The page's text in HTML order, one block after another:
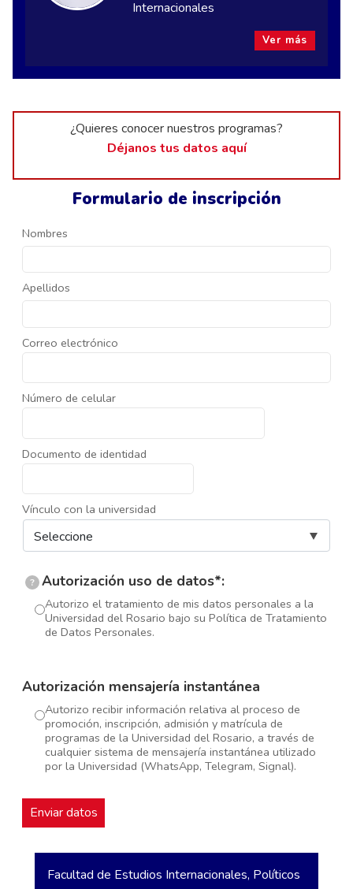
Formulario de inscripción
Nombres
Apellidos
Correo electrónico
Número de celular
Documento de identidad
Vínculo con la universidad
? Autorización uso de datos*:
Autorizo el tratamiento de mis datos personales a la
Universidad del Rosario bajo su Política de Tratamiento
de Datos Personales.
Autorización mensajería instantánea
Autorizo recibir información relativa al proceso de
promoción, inscripción, admisión y matrícula de
programas de la Universidad del Rosario, a través de
cualquier sistema de mensajería instantánea utilizado
por la Universidad (WhatsApp, Telegram, Signal).
Facultad de Estudios Internacionales, Políticos
Internacionales
Ver más
¿Quieres conocer nuestros programas?
Déjanos tus datos aquí